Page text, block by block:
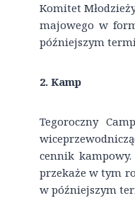
Komitet
majowego w
późniejszym
2. Kamp
Tegoroczny
cennik
przekaże w tym
w późniejszym